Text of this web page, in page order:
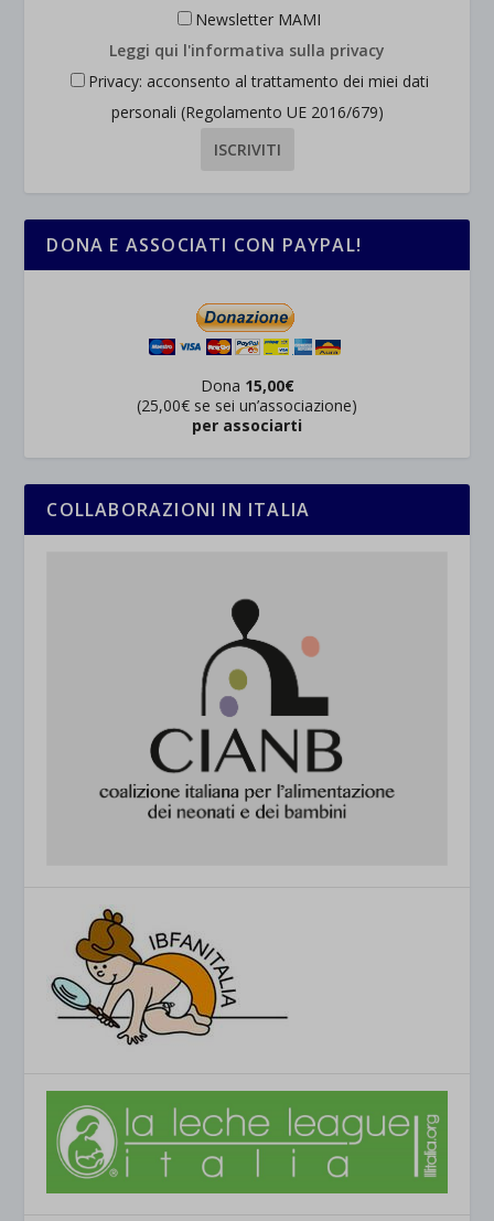
Newsletter MAMI
Leggi qui l'informativa sulla privacy
Privacy: acconsento al trattamento dei miei dati
personali (Regolamento UE 2016/679)
DONA E ASSOCIATI CON PAYPAL!
Dona 15,00€
(25,00€ se sei un’associazione)
per associarti
COLLABORAZIONI IN ITALIA